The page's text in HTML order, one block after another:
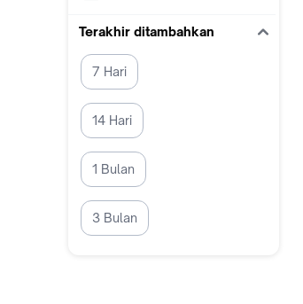
Terakhir ditambahkan
7 Hari
14 Hari
1 Bulan
3 Bulan